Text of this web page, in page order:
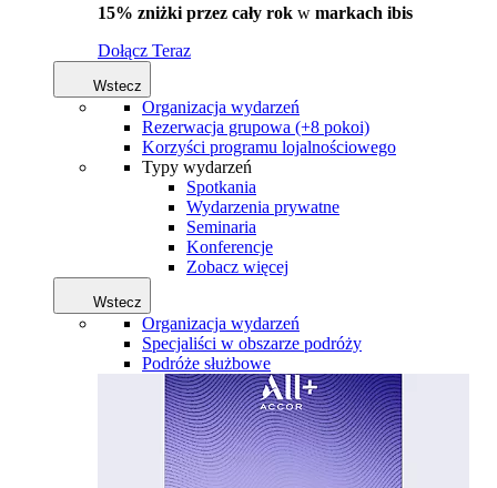
15% zniżki przez cały rok w markach ibis
Dołącz Teraz
Wstecz
Organizacja wydarzeń
Rezerwacja grupowa (+8 pokoi)
Korzyści programu lojalnościowego
Typy wydarzeń
Spotkania
Wydarzenia prywatne
Seminaria
Konferencje
Zobacz więcej
Wstecz
Organizacja wydarzeń
Specjaliści w obszarze podróży
Podróże służbowe